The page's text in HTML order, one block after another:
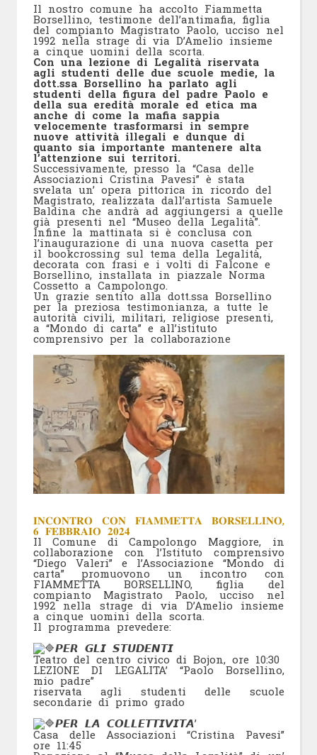
Il nostro comune ha accolto Fiammetta
Borsellino, testimone dell’antimafia, figlia
del compianto Magistrato Paolo, ucciso nel
1992 nella strage di via D’Amelio insieme
a cinque uomini della scorta.
Con una lezione di Legalità riservata
agli studenti delle due scuole medie, la
dott.ssa Borsellino ha parlato agli
studenti della figura del padre Paolo e
della sua eredità morale ed etica ma
anche di come la mafia sappia
velocemente trasformarsi in sempre
nuove attività illegali e dunque di
quanto sia importante mantenere alta
l’attenzione sui territori.
Successivamente, presso la “Casa delle
Associazioni Cristina Pavesi” è stata
svelata un’ opera pittorica in ricordo del
Magistrato, realizzata dall’artista Samuele
Baldina che andrà ad aggiungersi a quelle
già presenti nel “Museo della Legalità”.
Infine la mattinata si è conclusa con
l’inaugurazione di una nuova casetta per
il bookcrossing sul tema della Legalità,
decorata con frasi e i volti di Falcone e
Borsellino, installata in piazzale Norma
Cossetto a Campolongo.
Un grazie sentito alla dott.ssa Borsellino
per la preziosa testimonianza, a tutte le
autorità civili, militari, religiose presenti,
a “Mondo di carta” e all’istituto
comprensivo per la collaborazione
𝐈𝐍𝐂𝐎𝐍𝐓𝐑𝐎 𝐂𝐎𝐍 𝐅𝐈𝐀𝐌𝐌𝐄𝐓𝐓𝐀 𝐁𝐎𝐑𝐒𝐄𝐋𝐋𝐈𝐍𝐎,
𝟔 𝐅𝐄𝐁𝐁𝐑𝐀𝐈𝐎 𝟐𝟎𝟐𝟒
Il Comune di Campolongo Maggiore, in
collaborazione con l’Istituto comprensivo
“Diego Valeri” e l’Associazione “Mondo di
carta” promuovono un incontro con
FIAMMETTA BORSELLINO, figlia del
compianto Magistrato Paolo, ucciso nel
1992 nella strage di via D’Amelio insieme
a cinque uomini della scorta.
Il programma prevedere:
𝙋𝙀𝙍 𝙂𝙇𝙄 𝙎𝙏𝙐𝘿𝙀𝙉𝙏𝙄
Teatro del centro civico di Bojon, ore 10:30
LEZIONE DI LEGALITA’ “Paolo Borsellino,
mio padre”
riservata agli studenti delle scuole
secondarie di primo grado
𝙋𝙀𝙍 𝙇𝘼 𝘾𝙊𝙇𝙇𝙀𝙏𝙏𝙄𝙑𝙄𝙏𝘼’
Casa delle Associazioni “Cristina Pavesi”
ore 11:45